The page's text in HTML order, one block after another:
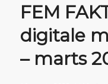
FEM
digitale
– marts